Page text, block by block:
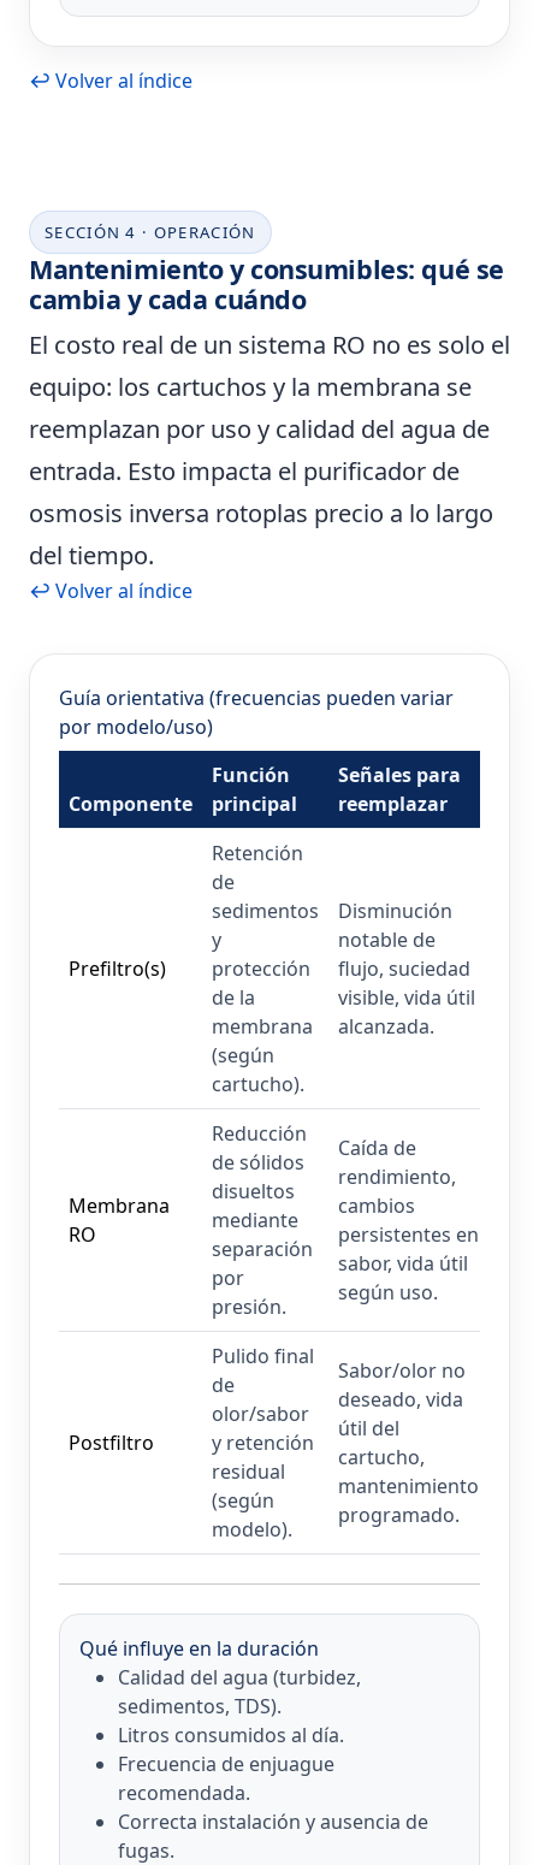
↩ Volver al índice
SECCIÓN 4 · OPERACIÓN
Mantenimiento y consumibles: qué se
cambia y cada cuándo
El costo real de un sistema RO no es solo el
equipo: los cartuchos y la membrana se
reemplazan por uso y calidad del agua de
entrada. Esto impacta el purificador de
osmosis inversa rotoplas precio a lo largo
del tiempo.
↩ Volver al índice
Guía orientativa (frecuencias pueden variar
por modelo/uso)
Componente
Función
principal
Señales para
reemplazar
Prefiltro(s)
Retención
de
sedimentos
y
protección
de la
membrana
(según
cartucho).
Disminución
notable de
flujo, suciedad
visible, vida útil
alcanzada.
Membrana
RO
Reducción
de sólidos
disueltos
mediante
separación
por
presión.
Caída de
rendimiento,
cambios
persistentes en
sabor, vida útil
según uso.
Postfiltro
Pulido final
de
olor/sabor
y retención
residual
(según
modelo).
Sabor/olor no
deseado, vida
útil del
cartucho,
mantenimiento
programado.
Qué influye en la duración
Calidad del agua (turbidez,
sedimentos, TDS).
Litros consumidos al día.
Frecuencia de enjuague
recomendada.
Correcta instalación y ausencia de
fugas.